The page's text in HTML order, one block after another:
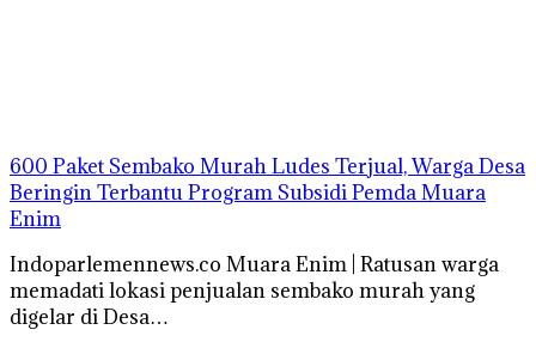
600 Paket Sembako Murah Ludes Terjual, Warga Desa
Beringin Terbantu Program Subsidi Pemda Muara
Enim
Indoparlemennews.co Muara Enim | Ratusan warga
memadati lokasi penjualan sembako murah yang
digelar di Desa…